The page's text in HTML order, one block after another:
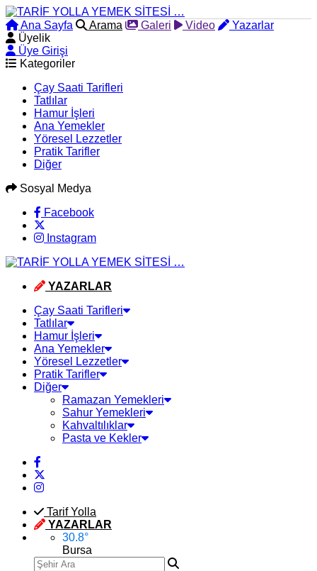
Ana Sayfa Arama Galeri Video
Yazarlar
Üyelik
Üye Girişi
Kategoriler
Çay Saati Tarifleri
Tatlılar
Hamur İşleri
Ana Yemekler
Yöresel Lezzetler
Pratik Tarifler
Diğer
Sosyal Medya
Facebook
Instagram
YAZARLAR
Çay Saati Tarifleri
Tatlılar
Hamur İşleri
Ana Yemekler
Yöresel Lezzetler
Pratik Tarifler
Diğer
Ramazan Yemekleri
Sahur Yemekleri
Kahvaltılıklar
Pasta ve Kekler
Tarif Yolla
YAZARLAR
30.8°
Bursa